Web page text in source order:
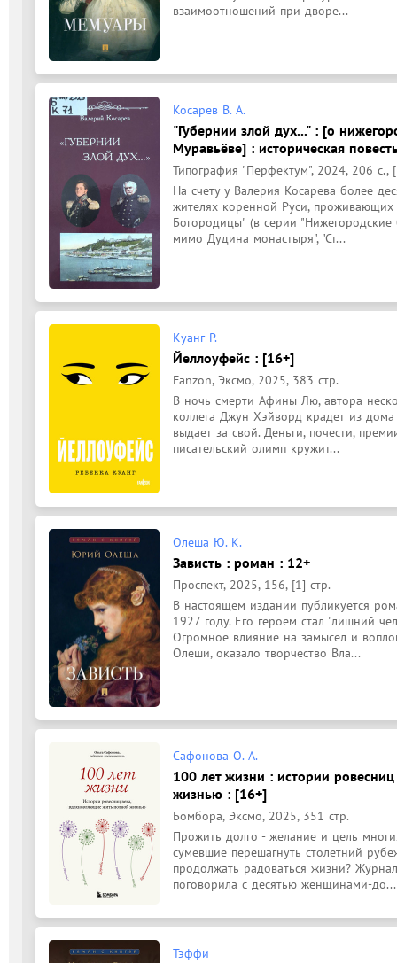
взаимоотношений при дворе...
Косарев В. А.
"Губернии злой дух..." : [о
Муравьёве] : историческая
Типография "Перфектум", 2024, 206 с.,
На счету у Валерия Косарева более
жителях коренной Руси,
Богородицы" (в серии
мимо Дудина монастыря", "Ст...
Куанг Р.
Йеллоуфейс : [16+]
Fanzon, Эксмо, 2025, 383 стр.
В ночь смерти Афины Лю, автора
коллега Джун Хэйворд крадет из
выдает за свой. Деньги, почести,
писательский олимп кружит...
Олеша Ю. К.
Зависть : роман : 12+
Проспект, 2025, 156, [1] стр.
В настоящем издании публикуется
1927 году. Его героем стал "лишний
Огромное влияние на замысел и
Олеши, оказало творчество Вла...
Сафонова О. А.
100 лет жизни : истории
жизнью : [16+]
Бомбора, Эксмо, 2025, 351 стр.
Прожить долго - желание и цель
сумевшие перешагнуть столетний
продолжать радоваться жизни?
поговорила с десятью женщинами-до...
Тэффи